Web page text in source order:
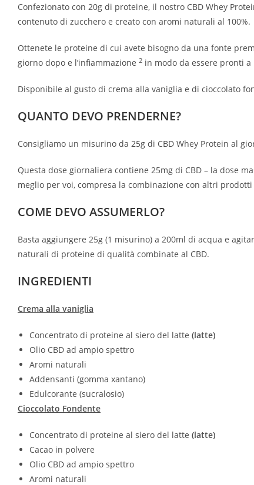
Confezionato con 20g di proteine, il nostro CBD Whey
contenuto di zucchero e creato con aromi naturali al 100%.
Ottenete le proteine di cui avete bisogno da una fonte
giorno dopo e l’infiammazione 2 in modo da essere pronti
Disponibile al gusto di crema alla vaniglia e di cioccolato
QUANTO DEVO PRENDERNE?
Consigliamo un misurino da 25g di CBD Whey Protein al
Questa dose giornaliera contiene 25mg di CBD – la dose
meglio per voi, compresa la combinazione con altri prodotti
COME DEVO ASSUMERLO?
Basta aggiungere 25g (1 misurino) a 200ml di acqua e
naturali di proteine di qualità combinate al CBD.
INGREDIENTI
Crema alla vaniglia
Concentrato di proteine al siero del latte (latte)
Olio CBD ad ampio spettro
Aromi naturali
Addensanti (gomma xantano)
Edulcorante (sucralosio)
Cioccolato Fondente
Concentrato di proteine al siero del latte (latte)
Cacao in polvere
Olio CBD ad ampio spettro
Aromi naturali